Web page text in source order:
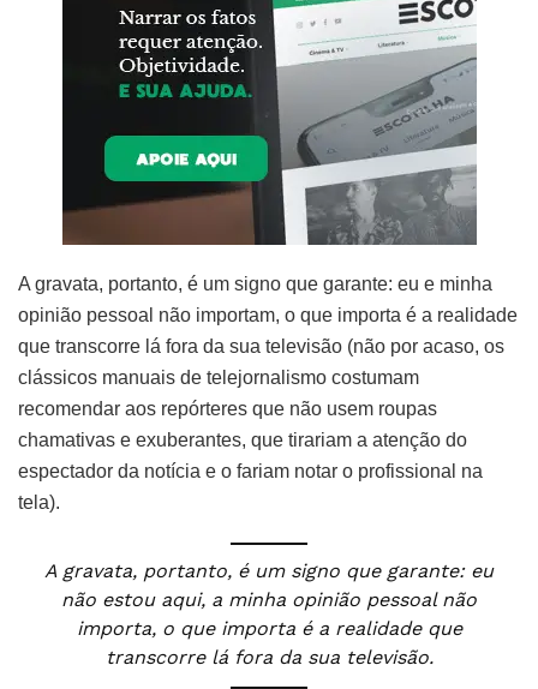
A gravata, portanto, é um signo que garante: eu e minha
opinião pessoal não importam, o que importa é a realidade
que transcorre lá fora da sua televisão (não por acaso, os
clássicos manuais de telejornalismo costumam
recomendar aos repórteres que não usem roupas
chamativas e exuberantes, que tirariam a atenção do
espectador da notícia e o fariam notar o profissional na
tela).
A gravata, portanto, é um signo que garante: eu
não estou aqui, a minha opinião pessoal não
importa, o que importa é a realidade que
transcorre lá fora da sua televisão.